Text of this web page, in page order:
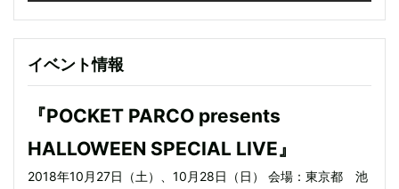
イベント情報
『POCKET PARCO presents
HALLOWEEN SPECIAL LIVE』
2018年10月27日（土）、10月28日（日） 会場：東京都 池